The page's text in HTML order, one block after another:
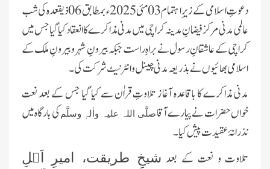
دعوتِ اسلامی کے زیرِا ہتمام 03 مئی 2025ء بمطابق 06 ذیقعدہ کی شب
عالمی مدنی مرکز فیضانِ مدینہ کراچی میں مدنی مذاکرے کا انعقاد کیا گیا جس میں
کراچی کے عاشقانِ رسول نے براہِ راست جبکہ بیرونِ شہر و بیرونِ ملک کے
اسلامی بھائیوں نے بذریعہ مدنی چینل و انٹرنیٹ شرکت کی۔
مدنی مذاکرے کا باقاعدہ آغاز تلاوتِ قراٰن سے کیا گیا جس کے بعد نعت
خواں حضرات نے پیارے آقاصلَّی اللہ علیہ واٰلہٖ وسلَّمکی بارگاہ میں
نذرانۂ عقیدت پیش کیا۔
تلاوت و نعت کے بعد شیخِ طریقت، امیرِ اَہلِ